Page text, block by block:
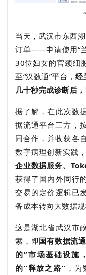
“
当天，武汉市东西
订单——申请使用“
30位妇女的宫颈细
至“汉数通”平台，经
几十秒完成诊断后
据了解，在此次数
据流通平台三方，
同合作，并收获各
数字病理创新实践
企业数据服务、
获得了国内外同行
交易的定价逻辑已
备成本转向大数据
这是湖北省武汉市
索，即国有数据流
的”市场基础设施
的“释放之路” ，